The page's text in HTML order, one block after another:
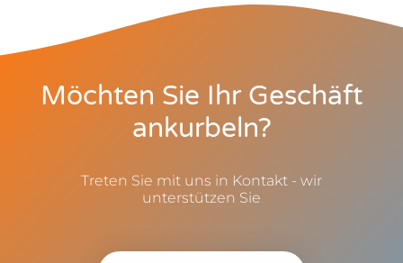
Möchten Sie Ihr Geschäft
ankurbeln?
Treten Sie mit uns in Kontakt - wir
unterstützen Sie